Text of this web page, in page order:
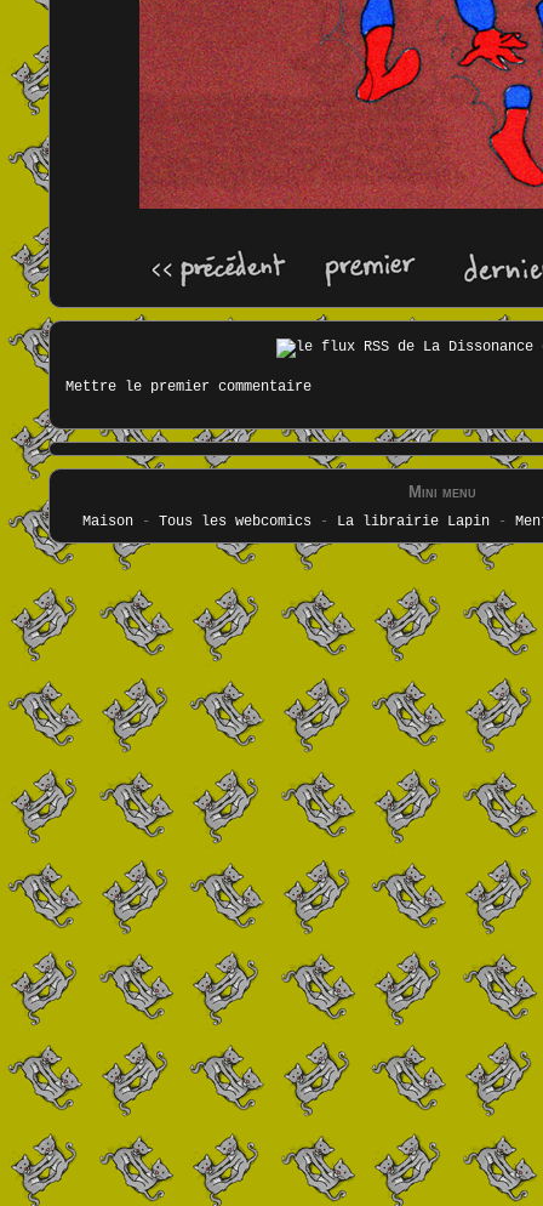
Mettre le premier commentaire
Mini menu
Maison- Tous les webcomics - La librairie Lapin-